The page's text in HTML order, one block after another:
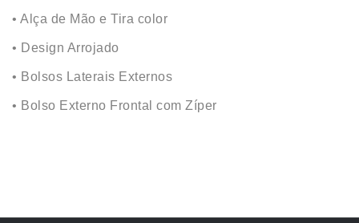
• Alça de Mão e Tira color
• Design Arrojado
• Bolsos Laterais Externos
• Bolso Externo Frontal com Zíper